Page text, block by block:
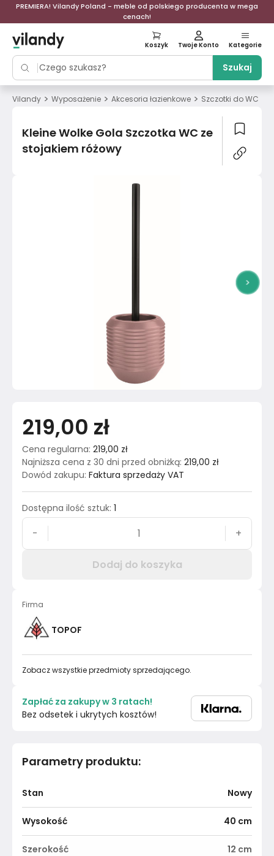
PREMIERA! Vilandy Poland - meble od polskiego producenta w mega
cenach!
Szukaj
Koszyk Twoje Konto Kategorie
Vilandy > Wyposażenie > Akcesoria łazienkowe > Szczotki do WC
Kleine Wolke Gola Szczotka WC ze
stojakiem różowy
>
Parametry produktu:
Stan Nowy
Wysokość 40 cm
Szerokość 12 cm
219,00 zł
Cena regularna: 219,00 zł
Najniższa cena z 30 dni przed obniżką: 219,00 zł
Dowód zakupu: Faktura sprzedaży VAT
Dostępna ilość sztuk: 1
- +
Dodaj do koszyka
Firma
TOPOF
Zobacz wszystkie przedmioty sprzedającego.
Zapłać za zakupy w 3 ratach!
Bez odsetek i ukrytych kosztów!